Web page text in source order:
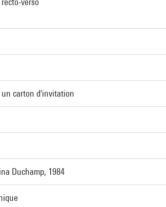
carton d'invitation
Duchamp, 1984